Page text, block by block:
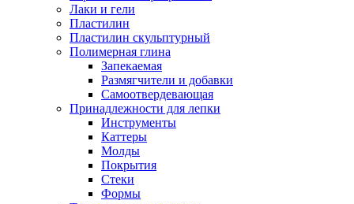
Лаки и гели
Пластилин
Пластилин скульптурный
Полимерная глина
Запекаемая
Размягчители и добавки
Самоотвердевающая
Принадлежности для лепки
Инструменты
Каттеры
Молды
Покрытия
Стеки
Формы